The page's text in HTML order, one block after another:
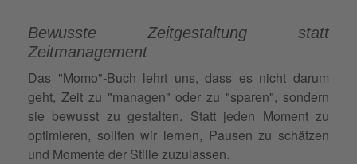
Bewusste Zeitgestaltung statt
Zeitmanagement
Das "Momo"-Buch lehrt uns, dass es nicht darum
geht, Zeit zu "managen" oder zu "sparen", sondern
sie bewusst zu gestalten. Statt jeden Moment zu
optimieren, sollten wir lernen, Pausen zu schätzen
und Momente der Stille zuzulassen.